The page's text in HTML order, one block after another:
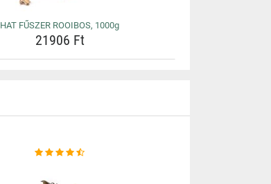
HAT FŰSZER ROOIBOS, 1000g
21906 Ft